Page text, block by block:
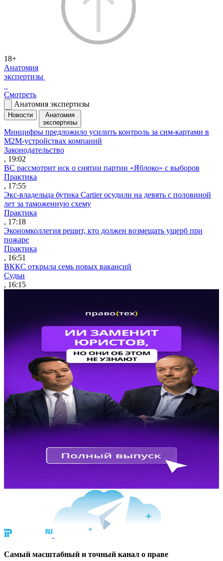
18+
Анатомия
экспертизы
Смотреть
Анатомия экспертизы
Новости
Анатомия
экспертизы
Минцифры предложило усилить контроль за сим-картами в
M2M-устройствах компаний
Законодательство
, 19:02
ВС рассмотрит иск о снятии партии «Яблоко» с выборов
Практика
, 17:55
Экс-владельца бутика Cartier осудили на девять с половиной
лет за таможенную схему
Практика
, 17:18
Экономколлегия решит, кто должен возмещать ущерб при
пожаре
Практика
, 16:51
ВККС открыла семь новых вакансий
Судьи
, 16:15
Cамый масштабный и точный канал о праве